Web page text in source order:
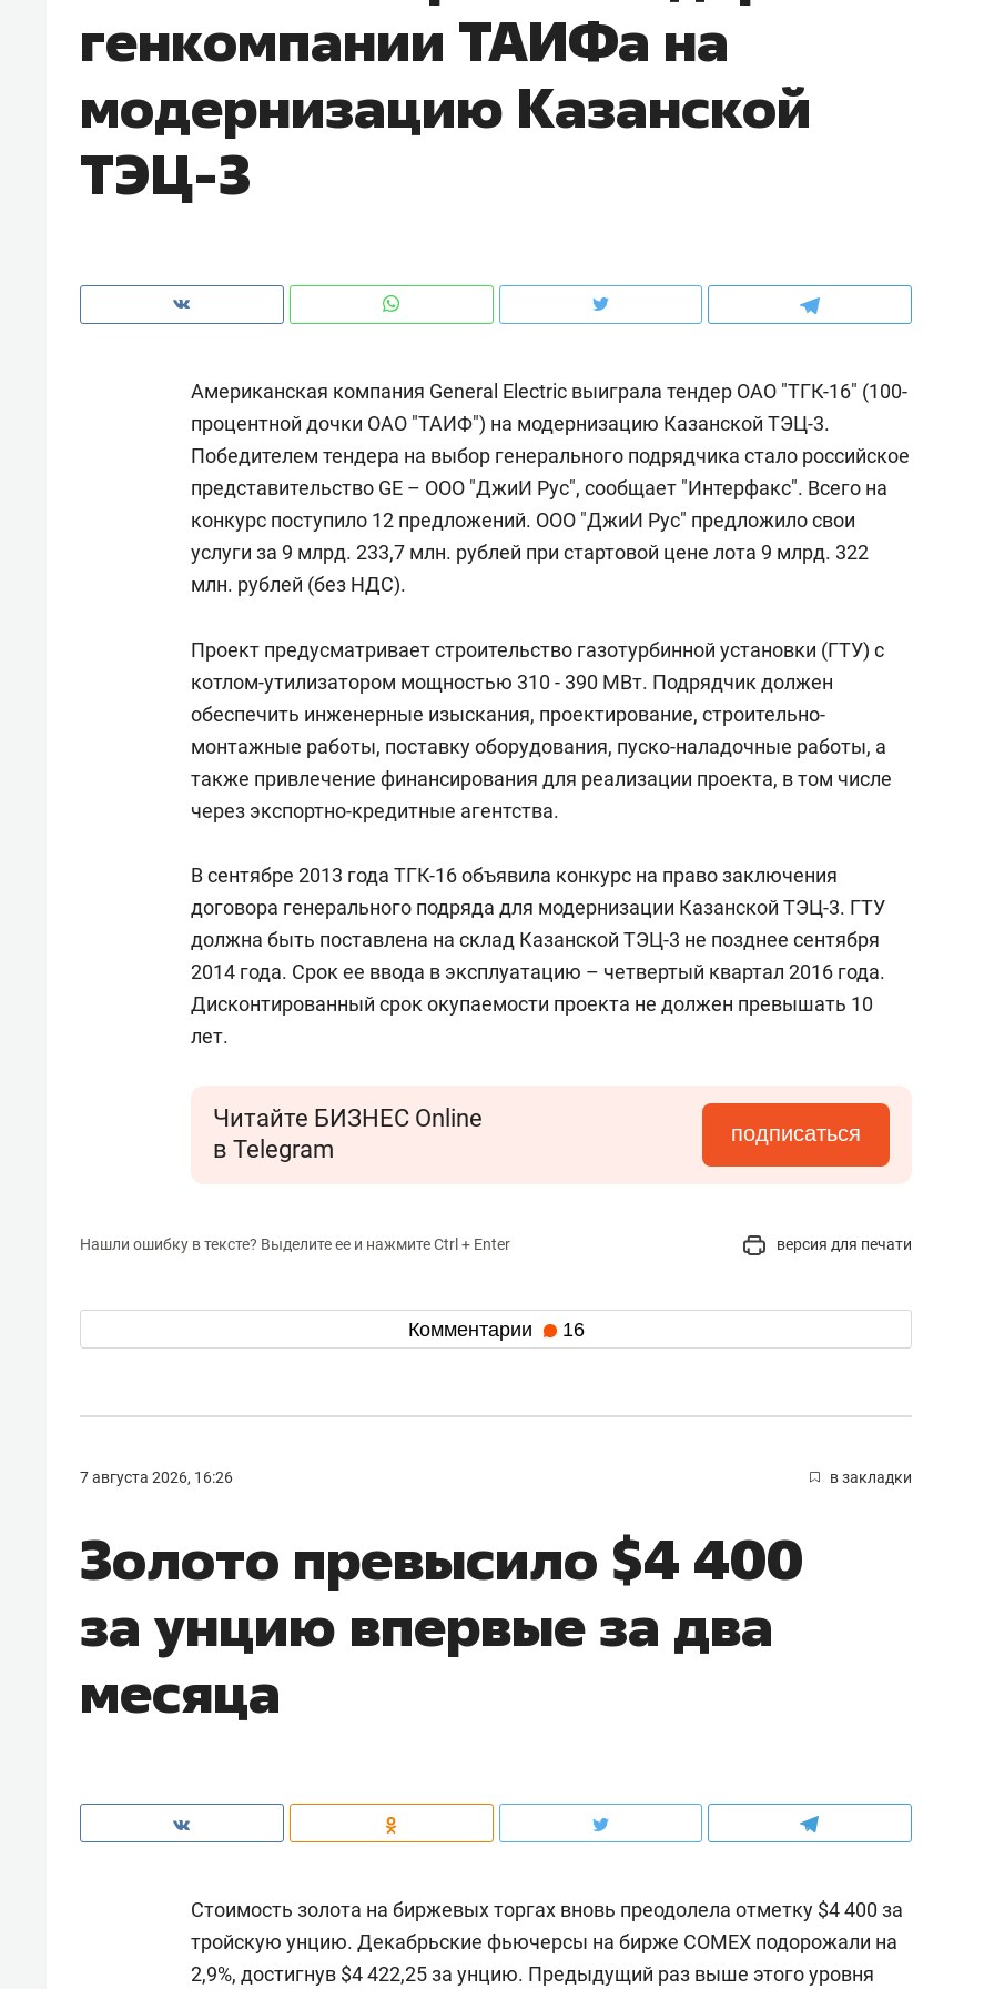
генкомпании ТАИФа на
модернизацию Казанской
ТЭЦ-3
Американская компания General Electric выиграла тендер ОАО "ТГК-16" (100-
процентной дочки ОАО "ТАИФ") на модернизацию Казанской ТЭЦ-3.
Победителем тендера на выбор генерального подрядчика стало российское
представительство GE – ООО "ДжиИ Рус", сообщает "Интерфакс". Всего на
конкурс поступило 12 предложений. ООО "ДжиИ Рус" предложило свои
услуги за 9 млрд. 233,7 млн. рублей при стартовой цене лота 9 млрд. 322
млн. рублей (без НДС).
Проект предусматривает строительство газотурбинной установки (ГТУ) с
котлом-утилизатором мощностью 310 - 390 МВт. Подрядчик должен
обеспечить инженерные изыскания, проектирование, строительно-
монтажные работы, поставку оборудования, пуско-наладочные работы, а
также привлечение финансирования для реализации проекта, в том числе
через экспортно-кредитные агентства.
В сентябре 2013 года ТГК-16 объявила конкурс на право заключения
договора генерального подряда для модернизации Казанской ТЭЦ-3. ГТУ
должна быть поставлена на склад Казанской ТЭЦ-3 не позднее сентября
2014 года. Срок ее ввода в эксплуатацию – четвертый квартал 2016 года.
Дисконтированный срок окупаемости проекта не должен превышать 10
лет.
Читайте БИЗНЕС Online
в Telegram
подписаться
Нашли ошибку в тексте? Выделите ее и нажмите Ctrl + Enter версия для печати
Комментарии 16
7 августа 2026, 16:26 в закладки
Золото превысило $4 400
за унцию впервые за два
месяца
Стоимость золота на биржевых торгах вновь преодолела отметку $4 400 за
тройскую унцию. Декабрьские фьючерсы на бирже COMEX подорожали на
2,9%, достигнув $4 422,25 за унцию. Предыдущий раз выше этого уровня
рынки, почему надо знать аксакалов и
чем интересен Оман?
о трехкратном росте цен, дотошных
клиентах и чудных запросах мастеров
Рекомендуем
Оставить шум за волной: как
строят тишину в казанском
ЖК «Заря»
Рекомендуем
Психотерапевт «Фороса»:
«Директорский невроз» –
когда человек не считает
свою сверхнагрузку
стрессом»
Рекомендуем
Дизайнер-прораб
Наседкина: «Ремонт
с мебелью за 2
для меня это